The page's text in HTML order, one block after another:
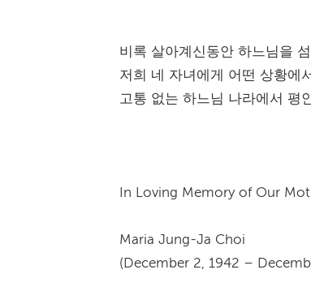
비록 살아계신동안 하느님을
저희 네 자녀에게 어떤 상황에
고통 없는 하느님 나라에서 평
In Loving Memory of Our
Maria Jung-Ja Choi
(December 2, 1942 –